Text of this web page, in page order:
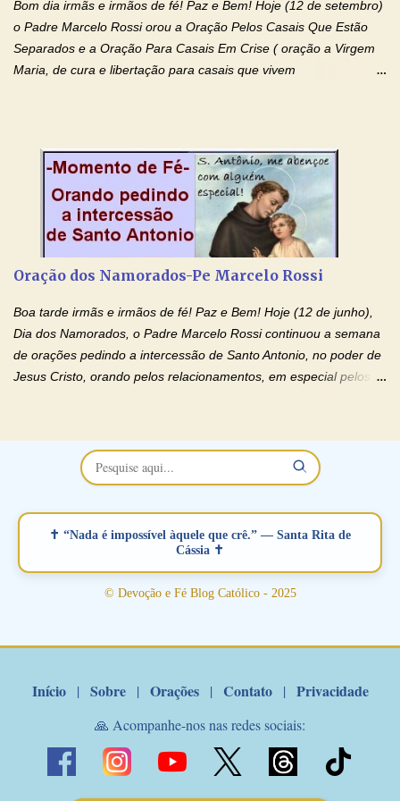
Bom dia irmãs e irmãos de fé! Paz e Bem! Hoje (12 de setembro)
o Padre Marcelo Rossi orou a Oração Pelos Casais Que Estão
Separados e a Oração Para Casais Em Crise ( oração a Virgem
Maria, de cura e libertação para casais que vivem
no programa de rádio Momento de Fé, pela cura dos
relacionamentos. Seu relacionamento está doente? Você está
sofrendo? Então ouça o Momento de Fé e entre nesta corrente
de orações abençoadas, d eixe o Amor Ágape de Jesus curar e
restaurar você e seu relacionamento. Adriana-Devoção e Fé
separados, devido ao envolvimento de outras pessoas no
relacionamento e que minaram, espiritualmente, a relação do
casal. Vamos orar (coloque o seu esposo ou esposa diante de
Deus). "Senhor Jesus, restaura os laços ...
Oração dos Namorados-Pe Marcelo Rossi
Boa tarde irmãs e irmãos de fé! Paz e Bem! Hoje (12 de junho),
Dia dos Namorados, o Padre Marcelo Rossi continuou a semana
de orações pedindo a intercessão de Santo Antonio, no poder de
Jesus Cristo, orando pelos relacionamentos, em especial pelos
maravilhosos cartões que coloquei aqui para vocês. Não perca
esta abençoada semana no Momento de Fé do Padre Marcelo,
vamos juntos formar esta forte corrente de orações. Você que
verdadeiro, ou que está com problemas no relacionamento
amoroso, creia na poderosa intercessão deste santo amigo:
Santo Antonio! Tenha fé, não desista, pois ele intercede por nós
junto a Jesus! Fique no Amor Ágape de Jesus e no Amor Materno
✝ “Nada é impossível àquele que crê.” — Santa Rita de
Cássia ✝
© Devoção e Fé Blog Católico - 2025
Início | Sobre | Orações | Contato | Privacidade
🙏 Acompanhe-nos nas redes sociais: